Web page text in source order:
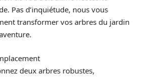
Pas d’inquiétude, nous vous
transformer vos arbres du jardin
deux arbres robustes,